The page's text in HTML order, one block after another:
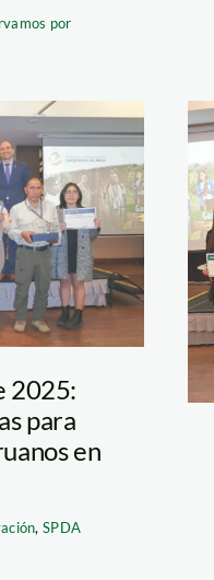
por
2025:
para
en
,SPDA